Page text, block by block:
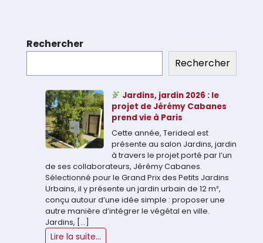
Rechercher
Rechercher
Jardins, jardin 2026 : le
projet de Jérémy Cabanes
prend vie à Paris
Cette année, Terideal est
présente au salon Jardins, jardin
à travers le projet porté par l’un
de ses collaborateurs, Jérémy Cabanes.
Sélectionné pour le Grand Prix des Petits Jardins
Urbains, il y présente un jardin urbain de 12 m²,
conçu autour d’une idée simple : proposer une
autre manière d’intégrer le végétal en ville.
Jardins, […]
Lire la suite...